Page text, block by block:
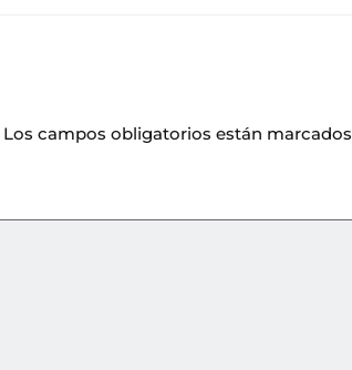
Los campos obligatorios están marcados